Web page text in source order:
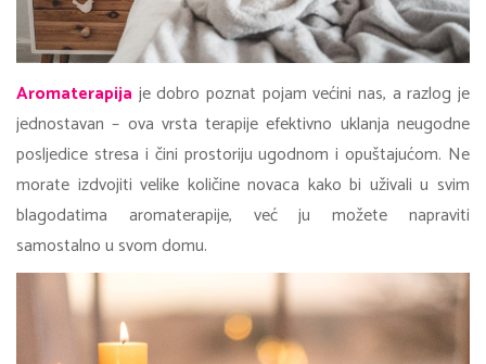
Aromaterapija je dobro poznat pojam većini nas, a razlog je
jednostavan – ova vrsta terapije efektivno uklanja neugodne
posljedice stresa i čini prostoriju ugodnom i opuštajućom. Ne
morate izdvojiti velike količine novaca kako bi uživali u svim
blagodatima aromaterapije, već ju možete napraviti
samostalno u svom domu.